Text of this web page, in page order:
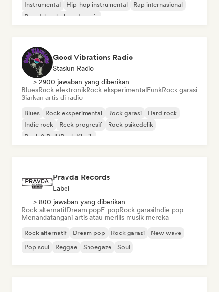
Instrumental
Hip-hop instrumental
Rap internasional
Rap dalam bahasa Inggris
Good Vibrations Radio
Stasiun Radio
> 2900 jawaban yang diberikan
BluesRock elektronikRock eksperimentalFunkRock garasi
Siarkan artis di radio
Blues Rock eksperimental Rock garasi
Hard rock
Indie rock
Rock progresif
Rock psikedelik
Rock & Roll/Rock Klasik
Pravda Records
Label
> 800 jawaban yang diberikan
Rock alternatifDream popE-popRock garasiIndie pop
Menandatangani artis atau merilis musik mereka
Rock alternatif Dream pop Rock garasi
New wave
Pop soul
Reggae Shoegaze Soul